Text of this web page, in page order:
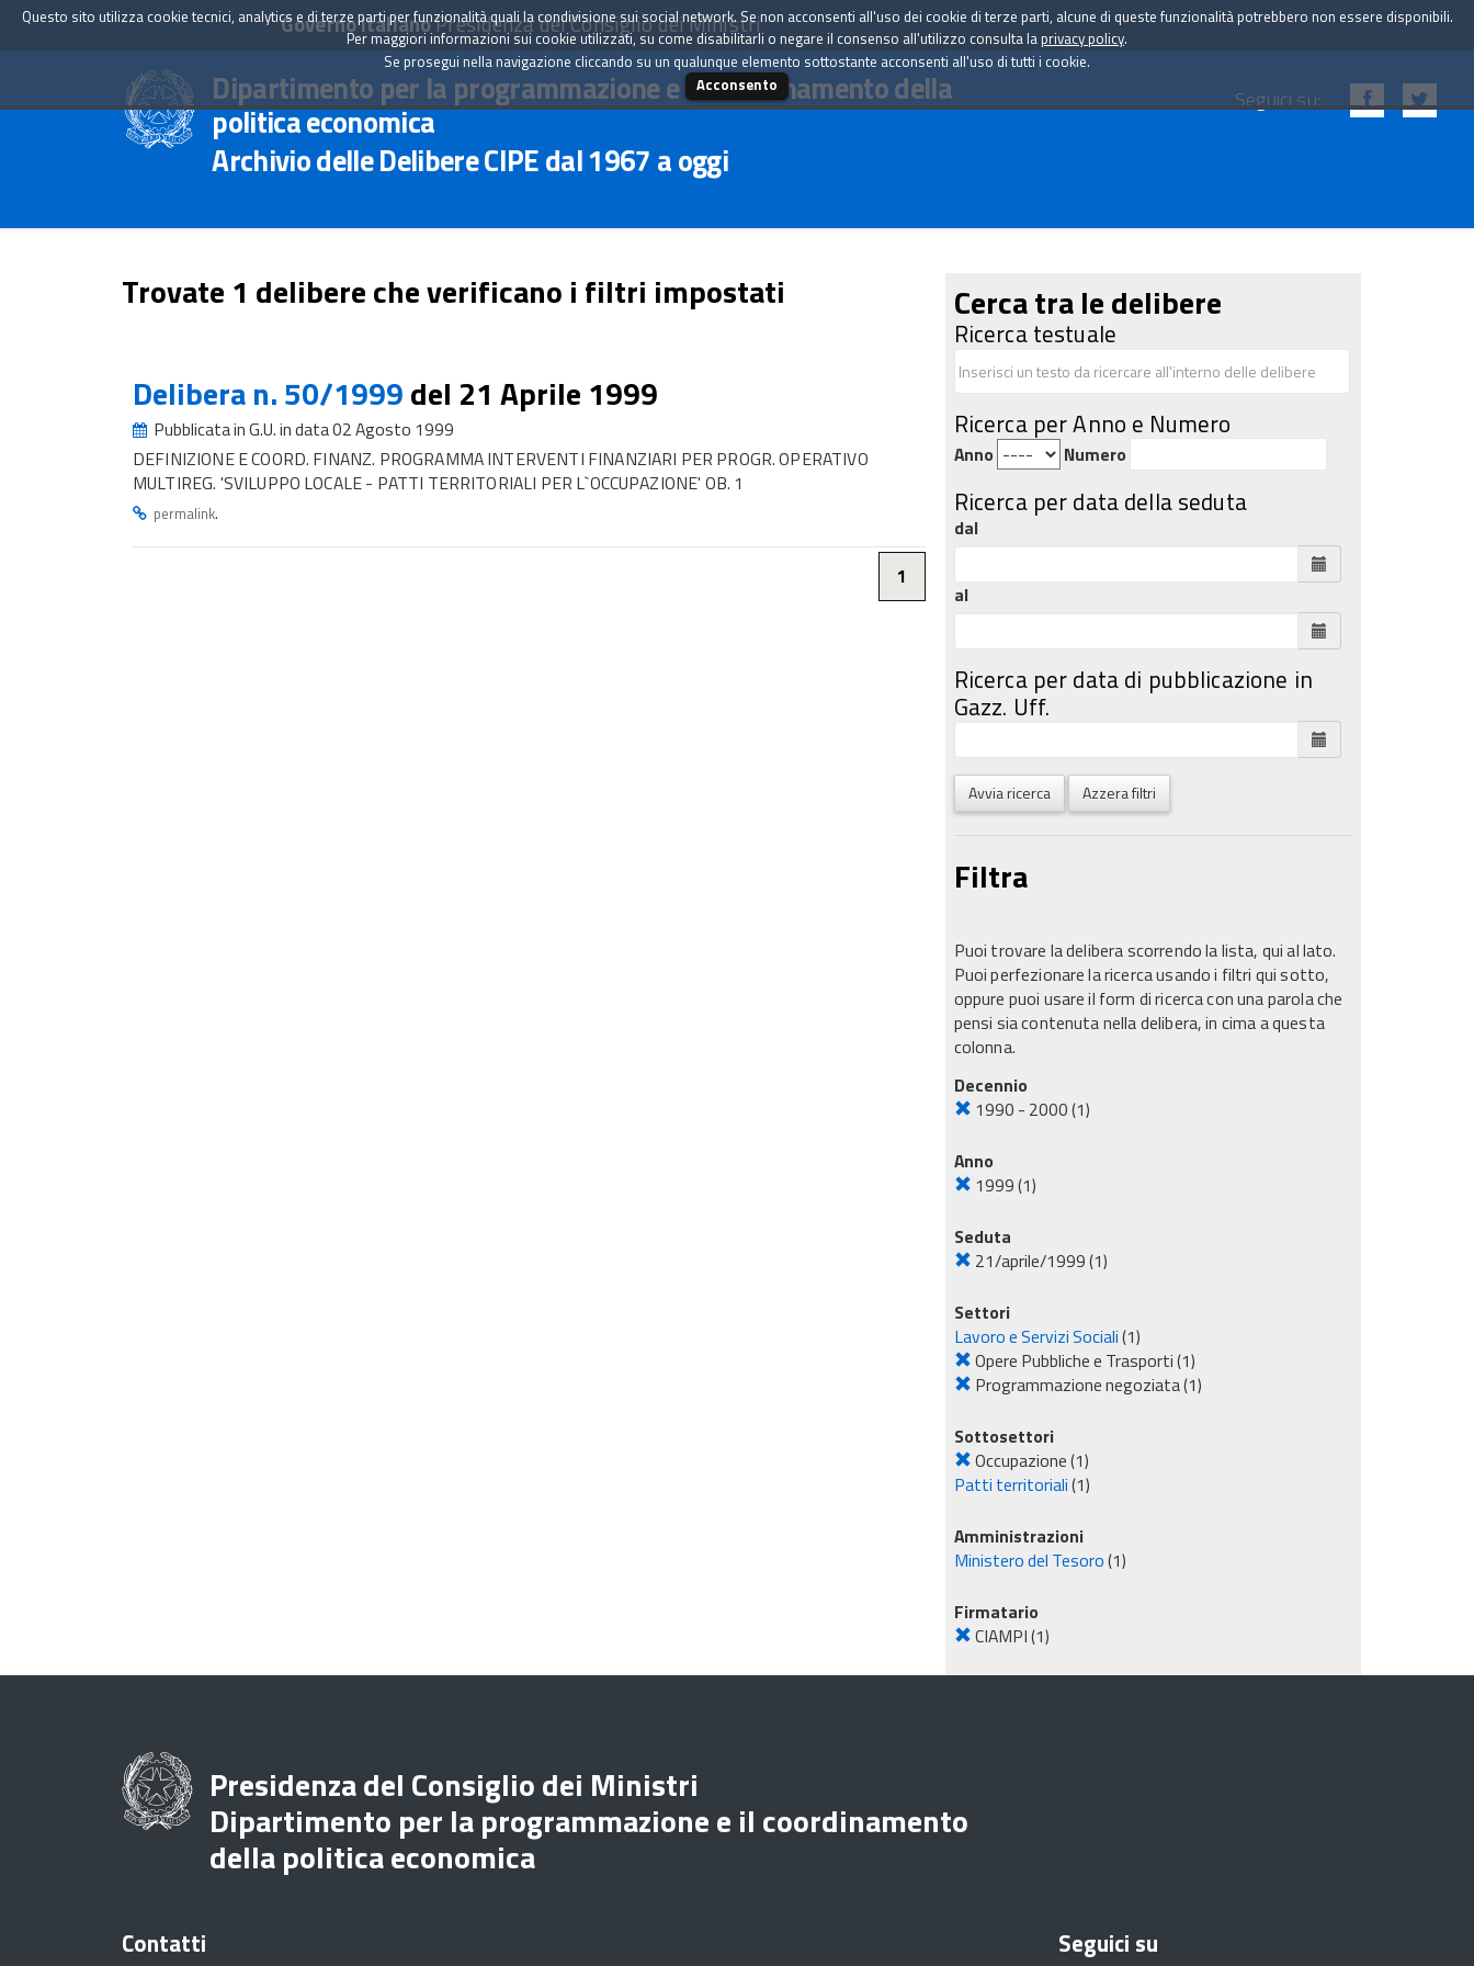
Governo ItalianoPresidenza del Consiglio dei Ministri
Dipartimento per la programmazione e il coordinamento della
politica economica
Archivio delle Delibere CIPE dal 1967 a oggi
Seguici su:
Trovate 1 delibere che verificano i filtri impostati
Delibera n. 50/1999del 21 Aprile 1999
Pubblicata in G.U. in data 02 Agosto 1999
DEFINIZIONE E COORD. FINANZ. PROGRAMMA INTERVENTI FINANZIARI PER PROGR. OPERATIVO
MULTIREG. 'SVILUPPO LOCALE - PATTI TERRITORIALI PER L`OCCUPAZIONE' OB. 1
permalink.
1
Cerca tra le delibere
Ricerca testuale
Ricerca per Anno e Numero
Anno Numero
Ricerca per data della seduta
dal
al
Ricerca per data di pubblicazione in
Gazz. Uff.
Avvia ricerca Azzera filtri
Filtra
Puoi trovare la delibera scorrendo la lista, qui al lato.
Puoi perfezionare la ricerca usando i filtri qui sotto,
oppure puoi usare il form di ricerca con una parola che
pensi sia contenuta nella delibera, in cima a questa
colonna.
Decennio
1990 - 2000(1)
Anno
1999(1)
Seduta
21/aprile/1999(1)
Settori
Lavoro e Servizi Sociali(1)
Opere Pubbliche e Trasporti(1)
Programmazione negoziata(1)
Sottosettori
Occupazione(1)
Patti territoriali(1)
Amministrazioni
Ministero del Tesoro(1)
Firmatario
CIAMPI(1)
Questo sito utilizza cookie tecnici, analytics e di terze parti per funzionalità quali la condivisione sui social network. Se non acconsenti all'uso dei cookie di terze parti, alcune di queste funzionalità potrebbero non essere disponibili.
Per maggiori informazioni sui cookie utilizzati, su come disabilitarli o negare il consenso all'utilizzo consulta la privacy policy.
Se prosegui nella navigazione cliccando su un qualunque elemento sottostante acconsenti all'uso di tutti i cookie.
Acconsento
Presidenza del Consiglio dei Ministri
Dipartimento per la programmazione e il coordinamento
della politica economica
Contatti Seguici su